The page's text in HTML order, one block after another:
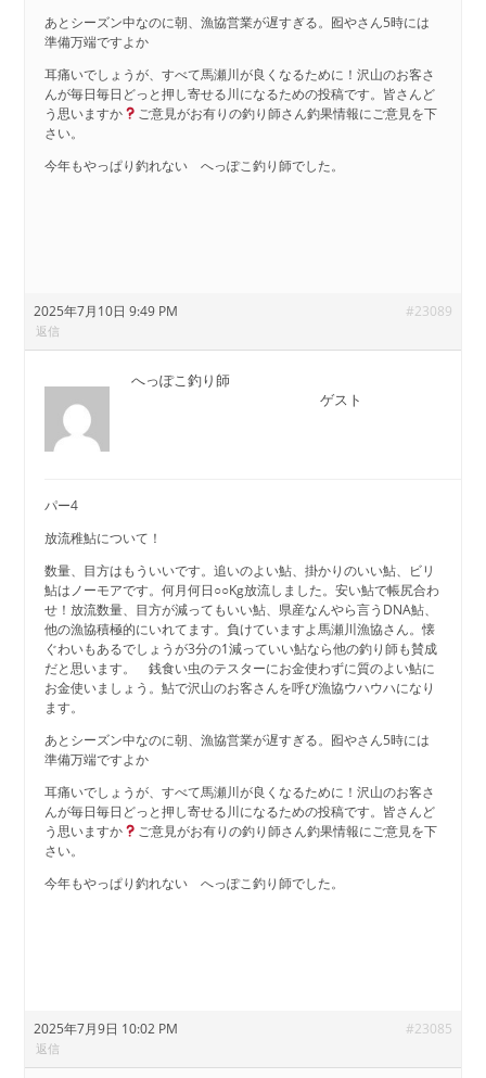
あとシーズン中なのに朝、漁協営業が遅すぎる。囮やさん5時には
準備万端ですよか
耳痛いでしょうが、すべて馬瀬川が良くなるために！沢山のお客さ
んが毎日毎日どっと押し寄せる川になるための投稿です。皆さんど
う思いますか
ご意見がお有りの釣り師さん釣果情報にご意見を下
さい。
今年もやっぱり釣れない へっぽこ釣り師でした。
2025年7月10日 9:49 PM #23089
返信
へっぽこ釣り師
ゲスト
パー4
放流稚鮎について！
数量、目方はもういいです。追いのよい鮎、掛かりのいい鮎、ビリ
鮎はノーモアです。何月何日○○Kg放流しました。安い鮎で帳尻合わ
せ！放流数量、目方が減ってもいい鮎、県産なんやら言うDNA鮎、
他の漁協積極的にいれてます。負けていますよ馬瀬川漁協さん。懐
ぐわいもあるでしょうが3分の1減っていい鮎なら他の釣り師も賛成
だと思います。 銭食い虫のテスターにお金使わずに質のよい鮎に
お金使いましょう。鮎で沢山のお客さんを呼び漁協ウハウハになり
ます。
あとシーズン中なのに朝、漁協営業が遅すぎる。囮やさん5時には
準備万端ですよか
耳痛いでしょうが、すべて馬瀬川が良くなるために！沢山のお客さ
んが毎日毎日どっと押し寄せる川になるための投稿です。皆さんど
う思いますか
ご意見がお有りの釣り師さん釣果情報にご意見を下
さい。
今年もやっぱり釣れない へっぽこ釣り師でした。
2025年7月9日 10:02 PM #23085
返信